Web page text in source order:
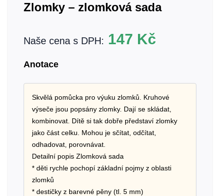
Zlomky – zlomková sada
Naše cena s DPH: 147 Kč
Anotace
Skvělá pomůcka pro výuku zlomků. Kruhové
výseče jsou popsány zlomky. Dají se skládat,
kombinovat. Dítě si tak dobře představí zlomky
jako část celku. Mohou je sčítat, odčítat,
odhadovat, porovnávat.
Detailní popis Zlomková sada
* děti rychle pochopí základní pojmy z oblasti
zlomků
* destičky z barevné pěny (tl. 5 mm)